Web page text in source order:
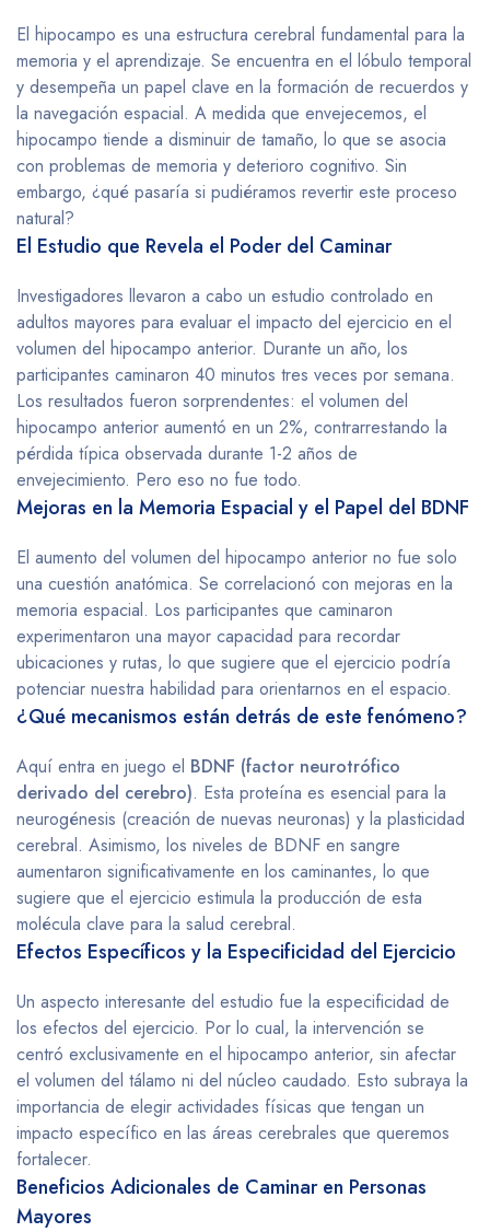
El hipocampo es una estructura cerebral fundamental para la
memoria y el aprendizaje. Se encuentra en el lóbulo temporal
y desempeña un papel clave en la formación de recuerdos y
la navegación espacial. A medida que envejecemos, el
hipocampo tiende a disminuir de tamaño, lo que se asocia
con problemas de memoria y deterioro cognitivo. Sin
embargo, ¿qué pasaría si pudiéramos revertir este proceso
natural?
El Estudio que Revela el Poder del Caminar
Investigadores llevaron a cabo un estudio controlado en
adultos mayores para evaluar el impacto del ejercicio en el
volumen del hipocampo anterior. Durante un año, los
participantes caminaron 40 minutos tres veces por semana.
Los resultados fueron sorprendentes: el volumen del
hipocampo anterior aumentó en un 2%, contrarrestando la
pérdida típica observada durante 1-2 años de
envejecimiento. Pero eso no fue todo.
Mejoras en la Memoria Espacial y el Papel del BDNF
El aumento del volumen del hipocampo anterior no fue solo
una cuestión anatómica. Se correlacionó con mejoras en la
memoria espacial. Los participantes que caminaron
experimentaron una mayor capacidad para recordar
ubicaciones y rutas, lo que sugiere que el ejercicio podría
potenciar nuestra habilidad para orientarnos en el espacio.
¿Qué mecanismos están detrás de este fenómeno?
Aquí entra en juego el BDNF (factor neurotrófico
derivado del cerebro). Esta proteína es esencial para la
neurogénesis (creación de nuevas neuronas) y la plasticidad
cerebral. Asimismo, los niveles de BDNF en sangre
aumentaron significativamente en los caminantes, lo que
sugiere que el ejercicio estimula la producción de esta
molécula clave para la salud cerebral.
Efectos Específicos y la Especificidad del Ejercicio
Un aspecto interesante del estudio fue la especificidad de
los efectos del ejercicio. Por lo cual, la intervención se
centró exclusivamente en el hipocampo anterior, sin afectar
el volumen del tálamo ni del núcleo caudado. Esto subraya la
importancia de elegir actividades físicas que tengan un
impacto específico en las áreas cerebrales que queremos
fortalecer.
Beneficios Adicionales de Caminar en Personas
Mayores